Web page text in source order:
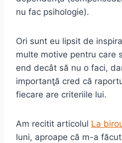
nu fac psihologie).
Ori sunt eu lipsit de
multe motive pentru care
end decât să nu o faci,
importanţă cred că
fiecare are criteriile lui.
Am recitit articolul La
luni, aproape că m-a